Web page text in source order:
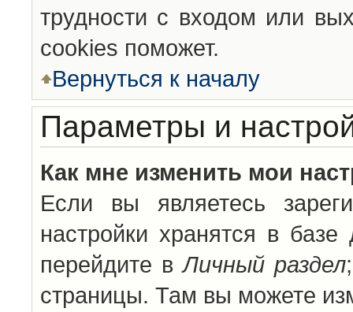
трудности с входом или
cookies поможет.
Вернуться к началу
Параметры и
Как мне изменить мои
Если вы являетесь
настройки хранятся в
перейдите вЛичный раздел
страницы. Там вы можете